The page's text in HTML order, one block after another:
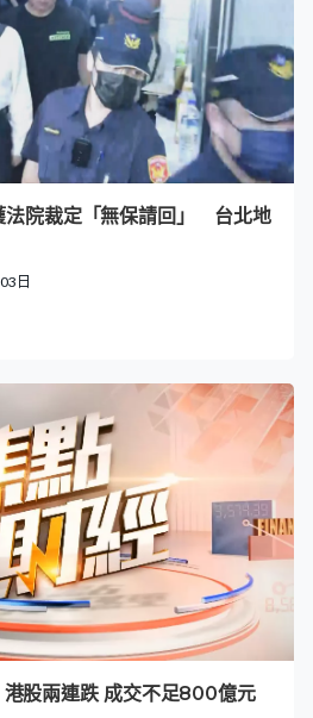
法院裁定「無保請回」 台北地
日
焦點財經 03/9/2024 港股兩連跌 成交不足800億元